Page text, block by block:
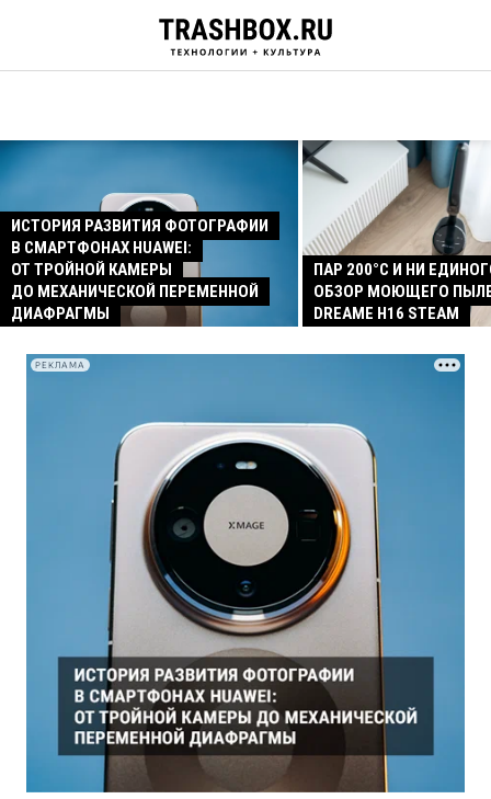
ИСТОРИЯ РАЗВИТИЯ ФОТОГРАФИИ
В СМАРТФОНАХ HUAWEI:
ОТ ТРОЙНОЙ КАМЕРЫ
ДО МЕХАНИЧЕСКОЙ ПЕРЕМЕННОЙ
ДИАФРАГМЫ
ПАР 200°C И НИ
ОБЗОР МОЮЩЕГО
DREAME H16 STEAM
РЕКЛАМА